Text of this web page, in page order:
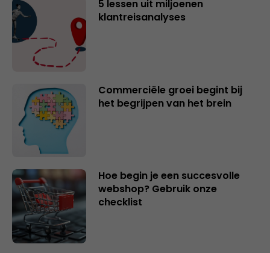
5 lessen uit miljoenen
klantreisanalyses
Commerciële groei begint bij
het begrijpen van het brein
Hoe begin je een succesvolle
webshop? Gebruik onze
checklist